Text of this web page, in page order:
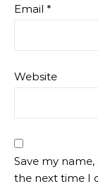
Email *
Website
Save my
the next time I